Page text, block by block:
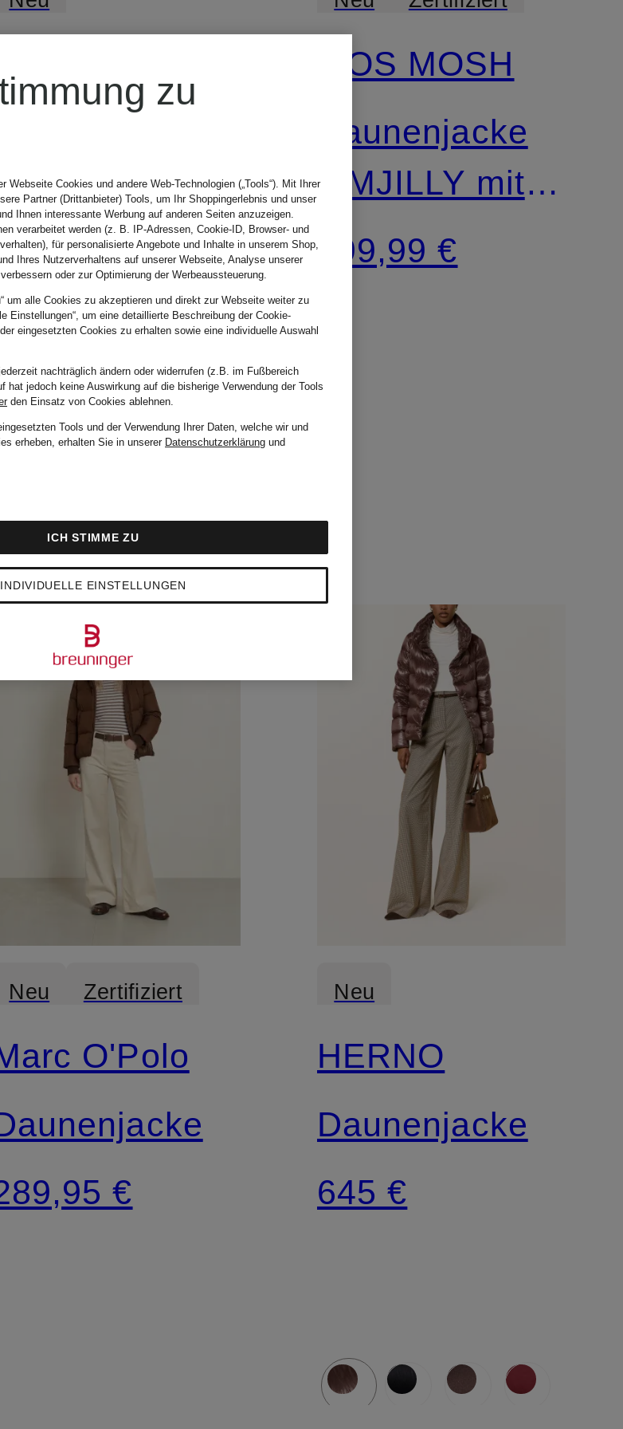
€
MOS MOSH
Daunenjacke
MMJILLY mit
abnehmbarer
299,99 €
Neu Zertifiziert
O'Polo
€
Neu
HERNO
Daunenjacke
645 €
zu
Webseite Cookies und andere Web-Technologien („Tools“). Mit Ihrer
Partner (Drittanbieter) Tools, um Ihr Shoppingerlebnis und unser
Ihnen interessante Werbung auf anderen Seiten anzuzeigen.
verarbeitet werden (z. B. IP-Adressen, Cookie-ID, Browser- und
für personalisierte Angebote und Inhalte in unserem Shop,
Ihres Nutzerverhaltens auf unserer Webseite, Analyse unserer
oder zur Optimierung der Werbeaussteuerung.
um alle Cookies zu akzeptieren und direkt zur Webseite weiter zu
Einstellungen“, um eine detaillierte Beschreibung der Cookie-
eingesetzten Cookies zu erhalten sowie eine individuelle Auswahl
nachträglich ändern oder widerrufen (z.B. im Fußbereich
hat jedoch keine Auswirkung auf die bisherige Verwendung der Tools
den Einsatz von Cookies ablehnen.
Tools und der Verwendung Ihrer Daten, welche wir und
erheben, erhalten Sie in unserer Datenschutzerklärung und
INDIVIDUELLE EINSTELLUNGEN
ICH STIMME ZU